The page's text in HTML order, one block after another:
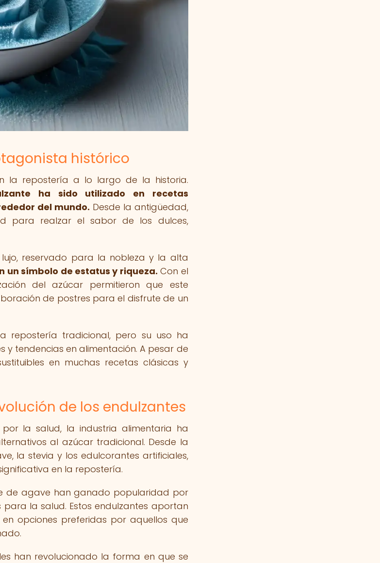
histórico
la repostería a lo largo de la historia.
ha sido utilizado en recetas
del mundo. Desde la antigüedad,
para realzar el sabor de los dulces,
reservado para la nobleza y la alta
un símbolo de estatus y riqueza. Con el
del azúcar permitieron que este
de postres para el disfrute de un
repostería tradicional, pero su uso ha
tendencias en alimentación. A pesar de
en muchas recetas clásicas y
de los endulzantes
la salud, la industria alimentaria ha
al azúcar tradicional. Desde la
la stevia y los edulcorantes artificiales,
en la repostería.
de agave han ganado popularidad por
la salud. Estos endulzantes aportan
opciones preferidas por aquellos que
han revolucionado la forma en que se